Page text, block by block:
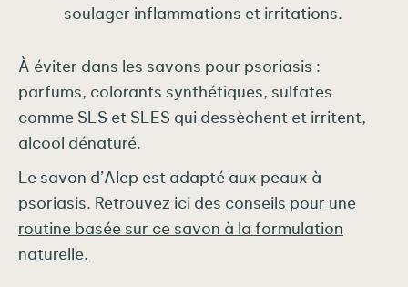
soulager inflammations et irritations.
À éviter dans les savons pour psoriasis :
parfums, colorants synthétiques, sulfates
comme SLS et SLES qui dessèchent et irritent,
alcool dénaturé.
Le savon d’Alep est adapté aux peaux à
psoriasis. Retrouvez ici des conseils pour une
routine basée sur ce savon à la formulation
naturelle.